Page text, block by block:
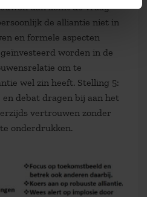
dan komt de vraag
de alliantie niet in
en formele aspecten
worden in de
om te
wel zin heeft. Stelling 5:
debat dragen bij aan het
vertrouwen zonder
onderdrukken.